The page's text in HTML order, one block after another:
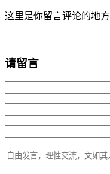
这里是你留言评论的地方
请留言